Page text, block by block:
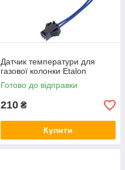
Датчик температури для
газової колонки Etalon
Готово до відправки
210 ₴
Купити